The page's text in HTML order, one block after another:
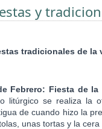
y
tradicionales de la
Febrero: Fiesta de la
litúrgico se realiza la
de cuando hizo la
unas tortas y la cera